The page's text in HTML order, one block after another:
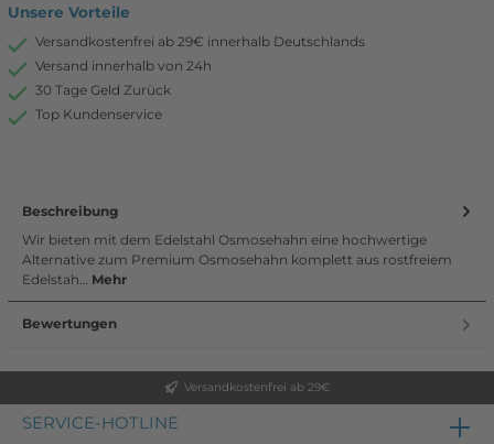
Unsere Vorteile
Versandkostenfrei ab 29€ innerhalb Deutschlands
Versand innerhalb von 24h
30 Tage Geld Zurück
Top Kundenservice
Beschreibung
Wir bieten mit dem Edelstahl Osmosehahn eine hochwertige
Alternative zum Premium Osmosehahn komplett aus rostfreiem
Edelstah… Mehr
Bewertungen
Versandkostenfrei ab 29€
SERVICE-HOTLINE